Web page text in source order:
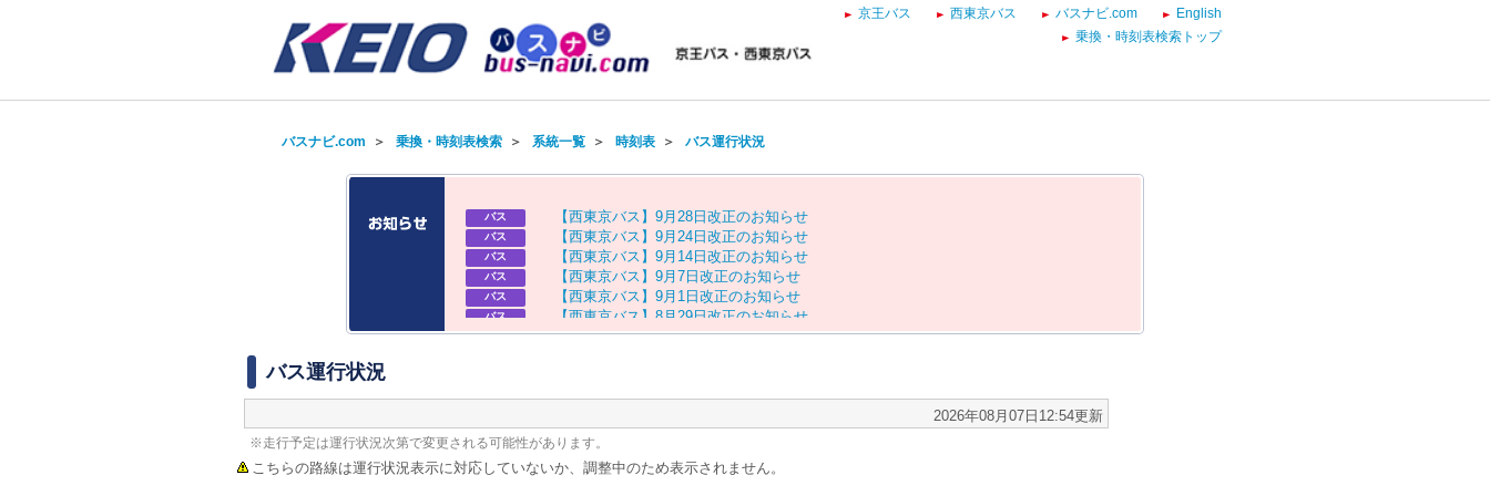
京王バス 西東京バス バスナビ.com
English
乗換・時刻表検索トップ
バスナビ.com ＞ 乗換・時刻表検索＞ 系統一覧＞ 時刻表＞ バス運行状況
バス 【西東京バス 】 9月 28 日 改正のお知 らせ
バス 【西東京バス 】 9月 24 日 改正のお知 らせ
バス 【西東京バス 】 9月 14 日 改正のお知 らせ
バス 【西東京バス 】 9月 7 日 改正のお知 らせ
バス 【西東京バス 】 9月 1 日 改正のお知 らせ
バス 【西東京バス 】 8 月 29日改正のお知 らせ
バス 【京王バス】お盆ダイヤのお知らせ
バス運行状況
2026年08月07日12:54更新
※走行予定は運行状況次第で変更される可能性があります。
こちらの路線は運行状況表示に対応していないか、調整中のため表示されません。